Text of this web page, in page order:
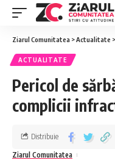
Ziarul Comunitatea >Actualitate >
ACTUALITATE
Pericol de
complicii
Ziarul Comunitatea
Distribuie